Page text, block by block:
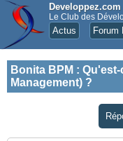
Developpez.com
Le Club des
Actus Forum
Bonita BPM : Qu'est-
Management) ?